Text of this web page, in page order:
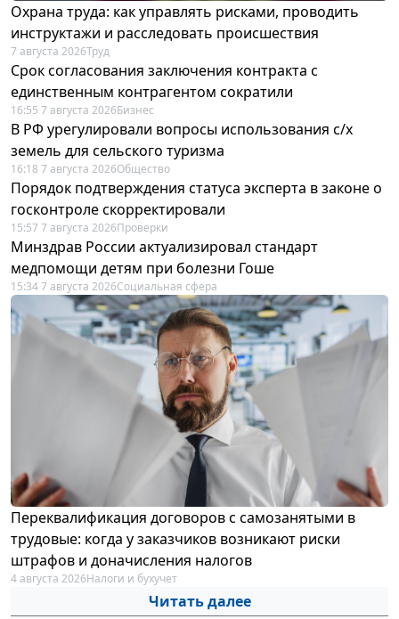
Охрана труда: как управлять рисками, проводить
инструктажи и расследовать происшествия
7 августа 2026Труд
Срок согласования заключения контракта с
единственным контрагентом сократили
16:55 7 августа 2026Бизнес
В РФ урегулировали вопросы использования с/х
земель для сельского туризма
16:18 7 августа 2026Общество
Порядок подтверждения статуса эксперта в законе о
госконтроле скорректировали
15:57 7 августа 2026Проверки
Минздрав России актуализировал стандарт
медпомощи детям при болезни Гоше
15:34 7 августа 2026Социальная сфера
Переквалификация договоров с самозанятыми в
трудовые: когда у заказчиков возникают риски
штрафов и доначисления налогов
4 августа 2026Налоги и бухучет
Читать далее